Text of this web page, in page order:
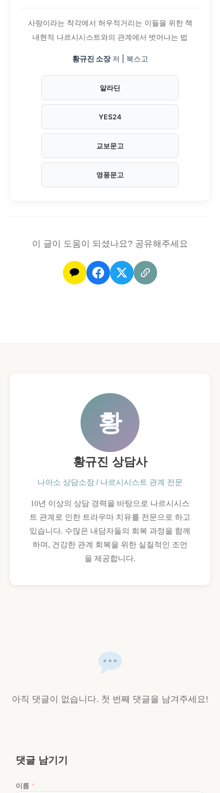
사랑이라는 착각에서 허우적거리는 이들을 위한 책
내현적 나르시시스트와의 관계에서 벗어나는 법
황규진 소장저 | 북스고
알라딘
YES24
교보문고
영풍문고
이 글이 도움이 되셨나요? 공유해주세요
황
황규진 상담사
나아소 상담소장 / 나르시시스트 관계 전문
10년 이상의 상담 경력을 바탕으로 나르시시스
트 관계로 인한 트라우마 치유를 전문으로 하고
있습니다. 수많은 내담자들의 회복 과정을 함께
하며, 건강한 관계 회복을 위한 실질적인 조언
을 제공합니다.
아직 댓글이 없습니다. 첫 번째 댓글을 남겨주세요!
댓글 남기기
이름 *